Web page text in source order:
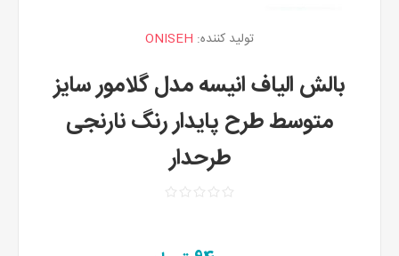
تولید کننده: ONISEH
بالش الیاف انیسه مدل گلامور سایز
متوسط طرح پایدار رنگ نارنجی
طرحدار